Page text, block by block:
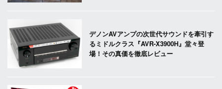
デノンAVアンプの次世代サウンドを牽引す
るミドルクラス『AVR-X3900H』堂々登
場！その真価を徹底レビュー